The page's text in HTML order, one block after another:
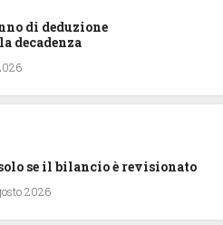
di deduzione
decadenza
se il bilancio è revisionato
2026